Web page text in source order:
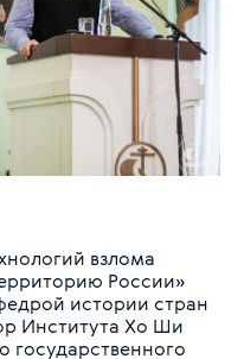
взлома
России»
истории стран
Института Хо Ши
государственного